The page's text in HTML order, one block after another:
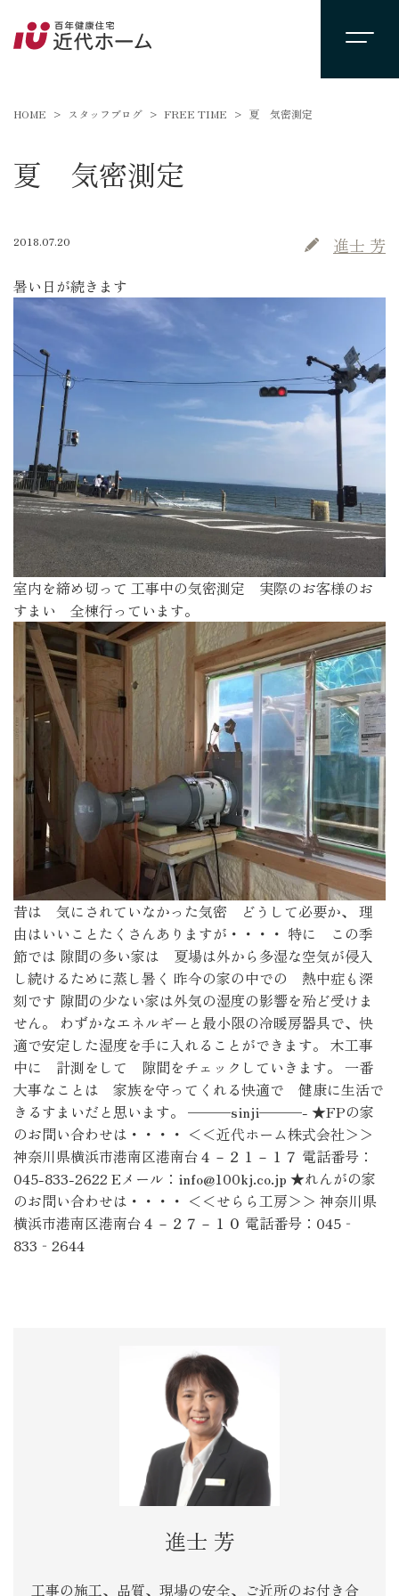
HOME スタッフブログ FREE TIME 夏 気密測定
夏 気密測定
2018.07.20 進士 芳
暑い日が続きます
室内を締め切って 工事中の気密測定 実際のお客様のお
すまい 全棟行っています。
昔は 気にされていなかった気密 どうして必要か、 理
由はいいことたくさんありますが・・・・ 特に この季
節では 隙間の多い家は 夏場は外から多湿な空気が侵入
し続けるために蒸し暑く 昨今の家の中での 熱中症も深
刻です 隙間の少ない家は外気の湿度の影響を殆ど受けま
せん。 わずかなエネルギーと最小限の冷暖房器具で、快
適で安定した湿度を手に入れることができます。 木工事
中に 計測をして 隙間をチェックしていきます。 一番
大事なことは 家族を守ってくれる快適で 健康に生活で
きるすまいだと思います。 ———sinji———- ★FPの家
のお問い合わせは・・・・ ＜＜近代ホーム株式会社＞＞
神奈川県横浜市港南区港南台４－２１－１７ 電話番号：
045-833-2622 Eメール：info@100kj.co.jp ★れんがの家
のお問い合わせは・・・・ ＜＜せらら工房＞＞ 神奈川県
横浜市港南区港南台４－２７－１０ 電話番号：045‐
833‐2644
進士 芳
工事の施工、品質、現場の安全、ご近所のお付き合